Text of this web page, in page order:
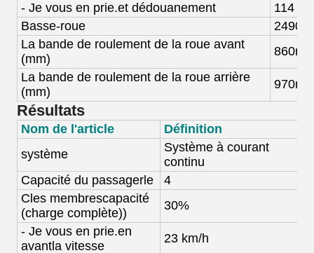
- Je vous en prie.et dédouanement
114
Basse-roue
2490
La bande de roulement de la roue avant
(mm)
860
La bande de roulement de la roue arrière
(mm)
970
Résultats
Nom de l'article
Définition
système
Système à courant
continu
Capacité du passager le 4
C les membrescapacité
(charge complète))
30%
- Je vous en prie.en
avant la vitesse
23 km/h